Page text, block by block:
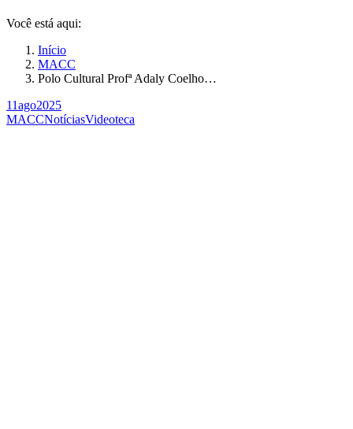
Você está aqui:
Início
MACC
Polo Cultural Profª Adaly Coelho…
11ago2025
MACCNotíciasVideoteca